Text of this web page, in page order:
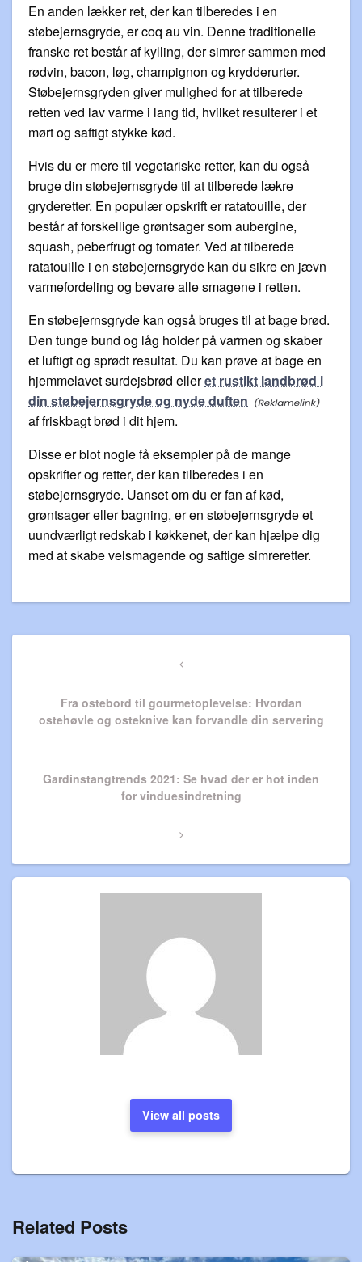
En anden lækker ret, der kan tilberedes i en
støbejernsgryde, er coq au vin. Denne traditionelle
franske ret består af kylling, der simrer sammen med
rødvin, bacon, løg, champignon og krydderurter.
Støbejernsgryden giver mulighed for at tilberede
retten ved lav varme i lang tid, hvilket resulterer i et
mørt og saftigt stykke kød.
Hvis du er mere til vegetariske retter, kan du også
bruge din støbejernsgryde til at tilberede lækre
gryderetter. En populær opskrift er ratatouille, der
består af forskellige grøntsager som aubergine,
squash, peberfrugt og tomater. Ved at tilberede
ratatouille i en støbejernsgryde kan du sikre en jævn
varmefordeling og bevare alle smagene i retten.
En støbejernsgryde kan også bruges til at bage brød.
Den tunge bund og låg holder på varmen og skaber
et luftigt og sprødt resultat. Du kan prøve at bage en
hjemmelavet surdejsbrød elleret rustikt landbrød i
din støbejernsgryde og nyde duften
af friskbagt brød i dit hjem.
Disse er blot nogle få eksempler på de mange
opskrifter og retter, der kan tilberedes i en
støbejernsgryde. Uanset om du er fan af kød,
grøntsager eller bagning, er en støbejernsgryde et
uundværligt redskab i køkkenet, der kan hjælpe dig
med at skabe velsmagende og saftige simreretter.
Previous
Fra ostebord til gourmetoplevelse: Hvordan
ostehøvle og osteknive kan forvandle din servering
Next
Gardinstangtrends 2021: Se hvad der er hot inden
for vinduesindretning
View all posts
Related Posts